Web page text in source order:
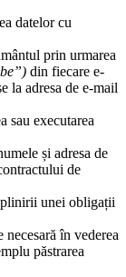
datelor cu
prin urmarea
din fiecare e-
la adresa de e-mail
sau executarea
și adresa de
de
unei obligații
în vederea
păstrarea